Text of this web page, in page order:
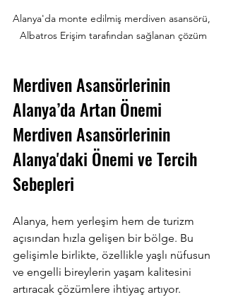
Alanya'da monte edilmiş merdiven asansörü,
Albatros Erişim tarafından sağlanan çözüm
Merdiven Asansörlerinin
Alanya’da Artan Önemi
Merdiven Asansörlerinin
Alanya'daki Önemi ve Tercih
Sebepleri
Alanya, hem yerleşim hem de turizm
açısından hızla gelişen bir bölge. Bu
gelişimle birlikte, özellikle yaşlı nüfusun
ve engelli bireylerin yaşam kalitesini
artıracak çözümlere ihtiyaç artıyor.